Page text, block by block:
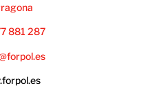
881 287